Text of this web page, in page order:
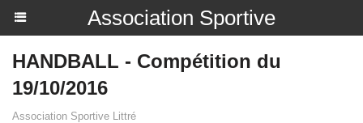
Association Sportive
HANDBALL - Compétition du
19/10/2016
Association Sportive Littré